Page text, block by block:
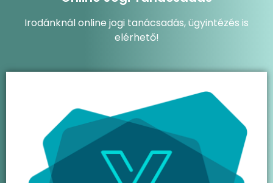
Irodánknál online jogi tanácsadás, ügyintézés is
elérhető!